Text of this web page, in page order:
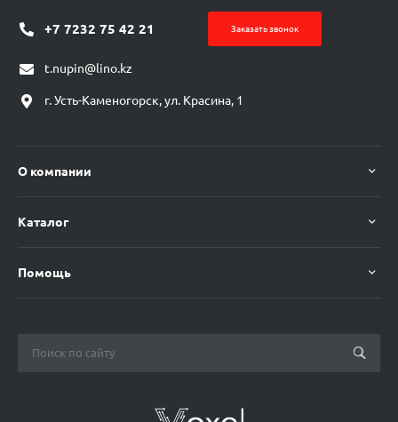
+7 7232 75 42 21 Заказать звонок
t.nupin@lino.kz
г. Усть-Каменогорск, ул. Красина, 1
О компании
Каталог
Помощь